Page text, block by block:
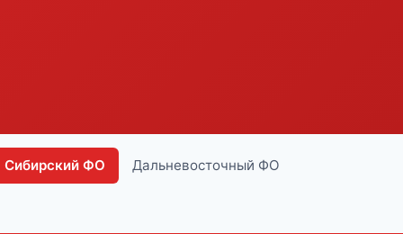
Сибирский ФО Дальневосточный ФО